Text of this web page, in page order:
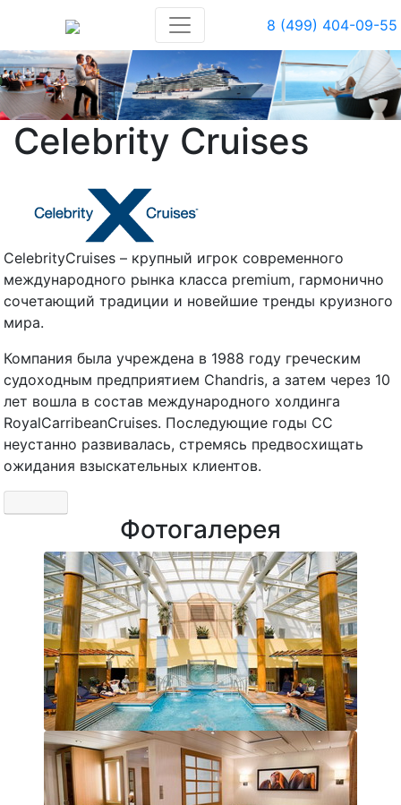
8 (499) 404-09-55
Celebrity Cruises
CelebrityCruises – крупный игрок современного
международного рынка класса premium, гармонично
сочетающий традиции и новейшие тренды круизного
мира.
Компания была учреждена в 1988 году греческим
судоходным предприятием Chandris, а затем через 10
лет вошла в состав международного холдинга
RoyalCarribeanCruises. Последующие годы СС
неустанно развивалась, стремясь предвосхищать
ожидания взыскательных клиентов.
Фотогалерея